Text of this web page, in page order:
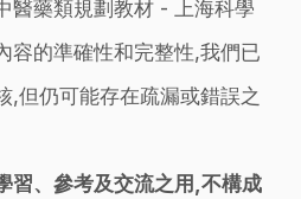
醫藥類規劃教材 - 上海科學
容的準確性和完整性,我們已
,但仍可能存在疏漏或錯誤之
習、參考及交流之用,不構成